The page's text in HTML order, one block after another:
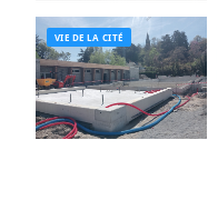
VIE DE LA CITÉ